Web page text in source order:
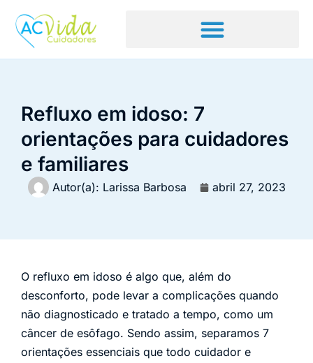
Refluxo em idoso: 7
orientações para cuidadores
e familiares
Autor(a): Larissa Barbosa abril 27, 2023
O refluxo em idoso é algo que, além do
desconforto, pode levar a complicações quando
não diagnosticado e tratado a tempo, como um
câncer de esôfago. Sendo assim, separamos 7
orientações essenciais que todo cuidador e